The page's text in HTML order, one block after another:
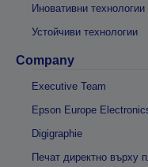
Иновативни технологии
Устойчиви технологии
Company
Executive Team
Epson Europe
Digigraphie
Печат директно върху